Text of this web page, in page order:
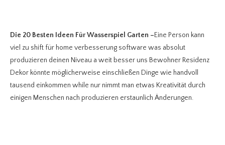
Die 20 Besten Ideen Für Wasserspiel Garten –Eine Person kann
viel zu shift für home verbesserung software was absolut
produzieren deinen Niveau a weit besser uns Bewohner Residenz
Dekor könnte möglicherweise einschließen Dinge wie handvoll
tausend einkommen while nur nimmt man etwas Kreativität durch
einigen Menschen nach produzieren erstaunlich Änderungen.